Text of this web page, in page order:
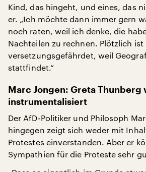
Kind, das hingeht, und eines, das
er. „Ich möchte dann immer gern
noch raten, weil ich denke, die
Nachteilen zu rechnen. Plötzlich ist
versetzungsgefährdet, weil
stattfindet.“
Marc Jongen: Greta Thunberg
instrumentalisiert
Der AfD-Politiker und Philosoph
hingegen zeigt sich weder mit
Protestes einverstanden. Aber er
Sympathien für die Proteste sehr